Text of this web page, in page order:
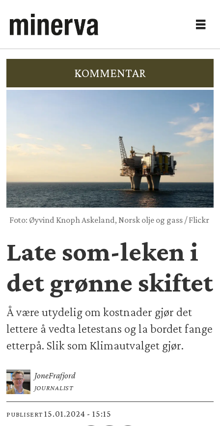
KOMMENTAR
Foto: Øyvind Knoph Askeland, Norsk olje og gass / Flickr
Late som-leken i
det grønne skiftet
Å være utydelig om kostnader gjør det
lettere å vedta letestans og la bordet fange
etterpå. Slik som Klimautvalget gjør.
JoneFrafjord
JOURNALIST
PUBLISERT 15.01.2024 - 15:15